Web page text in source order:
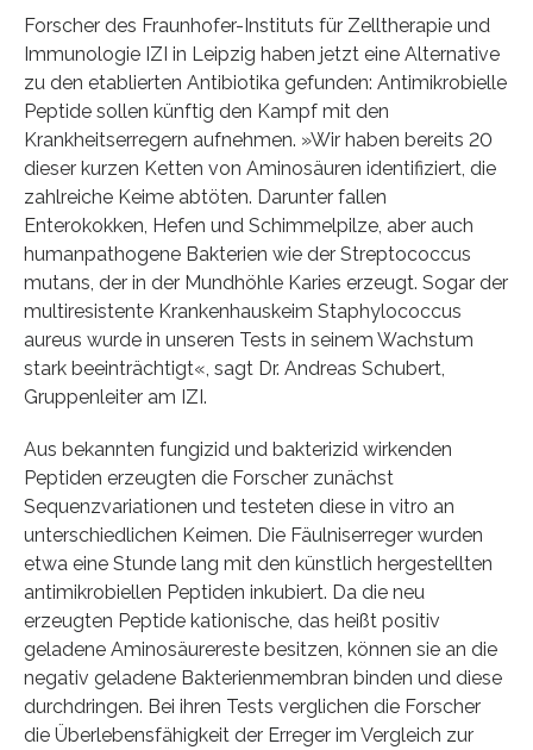
Forscher des Fraunhofer-Instituts für Zelltherapie und
Immunologie IZI in Leipzig haben jetzt eine Alternative
zu den etablierten Antibiotika gefunden: Antimikrobielle
Peptide sollen künftig den Kampf mit den
Krankheitserregern aufnehmen. »Wir haben bereits 20
dieser kurzen Ketten von Aminosäuren identifiziert, die
zahlreiche Keime abtöten. Darunter fallen
Enterokokken, Hefen und Schimmelpilze, aber auch
humanpathogene Bakterien wie der Streptococcus
mutans, der in der Mundhöhle Karies erzeugt. Sogar der
multiresistente Krankenhauskeim Staphylococcus
aureus wurde in unseren Tests in seinem Wachstum
stark beeinträchtigt«, sagt Dr. Andreas Schubert,
Gruppenleiter am IZI.
Aus bekannten fungizid und bakterizid wirkenden
Peptiden erzeugten die Forscher zunächst
Sequenzvariationen und testeten diese in vitro an
unterschiedlichen Keimen. Die Fäulniserreger wurden
etwa eine Stunde lang mit den künstlich hergestellten
antimikrobiellen Peptiden inkubiert. Da die neu
erzeugten Peptide kationische, das heißt positiv
geladene Aminosäurereste besitzen, können sie an die
negativ geladene Bakterienmembran binden und diese
durchdringen. Bei ihren Tests verglichen die Forscher
die Überlebensfähigkeit der Erreger im Vergleich zur